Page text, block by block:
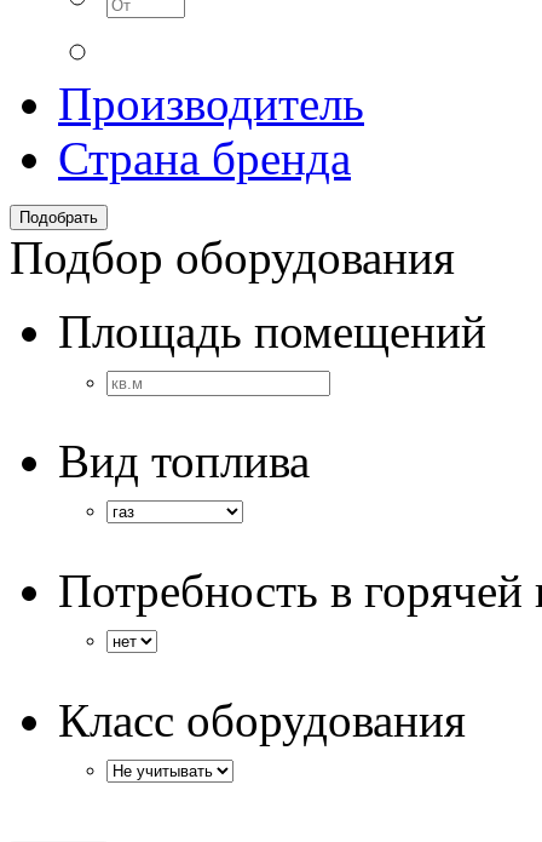
Производитель
Страна бренда
Подбор оборудования
Площадь помещений
Вид топлива
Потребность в горячей
Класс оборудования